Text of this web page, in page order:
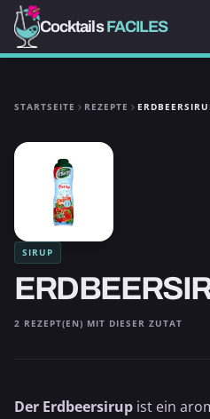
CocktailsFACILES
STARTSEITE REZEPTE
SIRUP
2 REZEPT(EN) MIT DIESER ZUTAT
Der Erdbeersirup ist ein